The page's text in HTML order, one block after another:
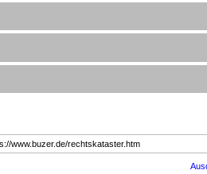
www.buzer.de/rechtskataster.htm